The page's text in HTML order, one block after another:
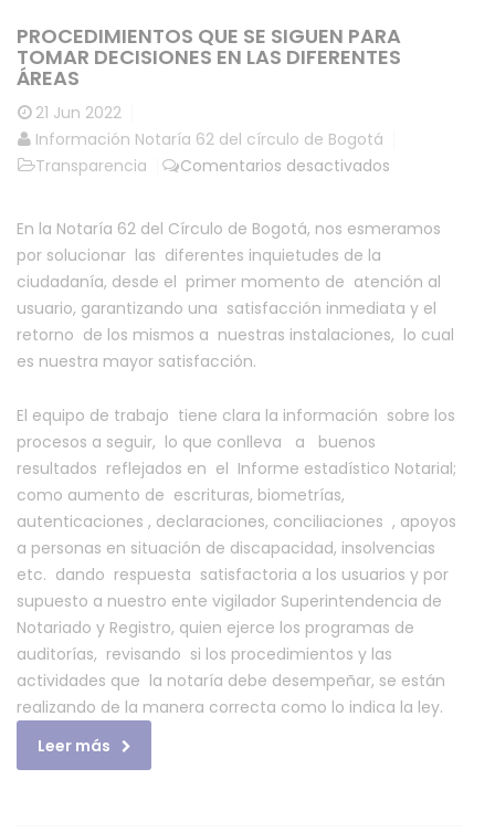
PROCEDIMIENTOS QUE SE SIGUEN PARA
TOMAR DECISIONES EN LAS DIFERENTES
ÁREAS
21 Jun 2022
Información Notaría 62 del círculo de Bogotá
Transparencia
Comentarios desactivados
siguen
para
tomar
las
En la Notaría 62 del Círculo de Bogotá, nos esmeramos
por solucionar las diferentes inquietudes de la
ciudadanía, desde el primer momento de atención al
usuario, garantizando una satisfacción inmediata y el
retorno de los mismos a nuestras instalaciones, lo cual
es nuestra mayor satisfacción.
El equipo de trabajo tiene clara la información sobre los
procesos a seguir, lo que conlleva a buenos
resultados reflejados en el Informe estadístico Notarial;
como aumento de escrituras, biometrías,
autenticaciones , declaraciones, conciliaciones , apoyos
a personas en situación de discapacidad, insolvencias
etc. dando respuesta satisfactoria a los usuarios y por
supuesto a nuestro ente vigilador Superintendencia de
Notariado y Registro, quien ejerce los programas de
auditorías, revisando si los procedimientos y las
actividades que la notaría debe desempeñar, se están
realizando de la manera correcta como lo indica la ley.
Leer más